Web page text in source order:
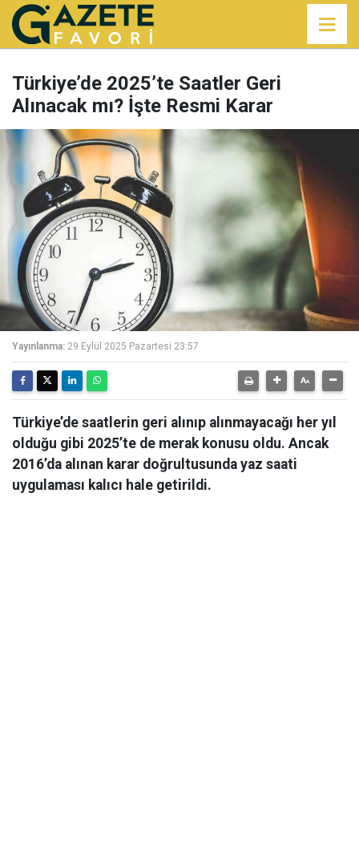
Türkiye’de 2025’te Saatler Geri
Alınacak mı? İşte Resmi Karar
Yayınlanma: 29 Eylül 2025 Pazartesi 23:57
Türkiye’de saatlerin geri alınıp alınmayacağı her yıl
olduğu gibi 2025’te de merak konusu oldu. Ancak
2016’da alınan karar doğrultusunda yaz saati
uygulaması kalıcı hale getirildi.